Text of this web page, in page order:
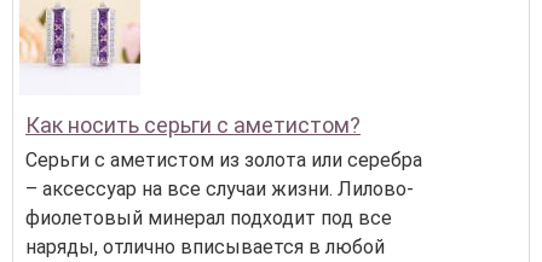
Как носить серьги с аметистом?
Серьги с аметистом из золота или серебра
– аксессуар на все случаи жизни. Лилово-
фиолетовый минерал подходит под все
наряды, отлично вписывается в любой